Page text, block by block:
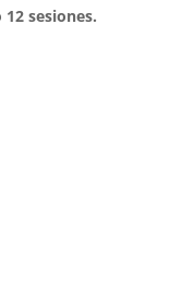
sesiones.